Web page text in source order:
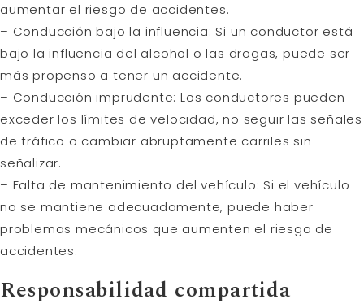
aumentar el riesgo de accidentes.
– Conducción bajo la influencia: Si un conductor está
bajo la influencia del alcohol o las drogas, puede ser
más propenso a tener un accidente.
– Conducción imprudente: Los conductores pueden
exceder los límites de velocidad, no seguir las señales
de tráfico o cambiar abruptamente carriles sin
señalizar.
– Falta de mantenimiento del vehículo: Si el vehículo
no se mantiene adecuadamente, puede haber
problemas mecánicos que aumenten el riesgo de
accidentes.
Responsabilidad compartida